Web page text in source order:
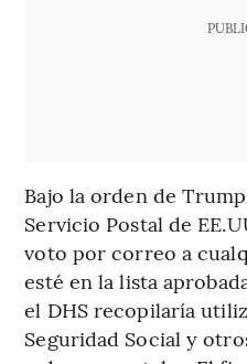
Bajo la orden de
Servicio Postal de
voto por correo a
esté en la lista
el DHS recopilaría
Seguridad Social y